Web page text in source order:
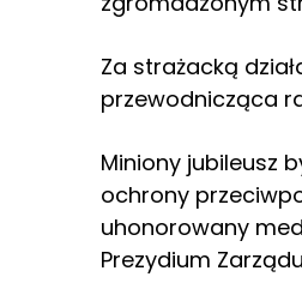
Za strażacką
przewodnicząca
Miniony jubileusz
ochrony
uhonorowany
Prezydium